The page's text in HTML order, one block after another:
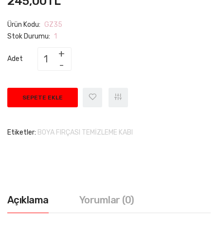
Ürün Kodu: GZ35
Stok Durumu: 1
Adet
SEPETE EKLE
Etiketler: BOYA FIRÇASI TEMİZLEME KABI
Açıklama Yorumlar (0)